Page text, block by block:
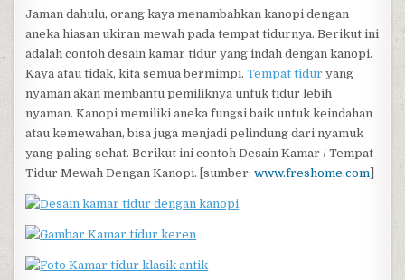
Jaman dahulu, orang kaya menambahkan kanopi dengan
aneka hiasan ukiran mewah pada tempat tidurnya. Berikut ini
adalah contoh desain kamar tidur yang indah dengan kanopi.
Kaya atau tidak, kita semua bermimpi.Tempat tidur yang
nyaman akan membantu pemiliknya untuk tidur lebih
nyaman. Kanopi memiliki aneka fungsi baik untuk keindahan
atau kemewahan, bisa juga menjadi pelindung dari nyamuk
yang paling sehat. Berikut ini contoh Desain Kamar / Tempat
Tidur Mewah Dengan Kanopi. [sumber:www.freshome.com